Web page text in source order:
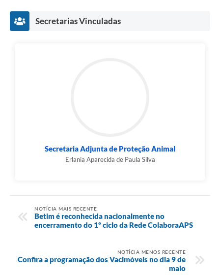
Secretarias Vinculadas
Secretaria Adjunta de Proteção Animal
Erlania Aparecida de Paula Silva
NOTÍCIA MAIS RECENTE
Betim é reconhecida nacionalmente no
encerramento do 1º ciclo da Rede ColaboraAPS
NOTÍCIA MENOS RECENTE
Confira a programação dos Vacimóveis no dia 9 de
maio